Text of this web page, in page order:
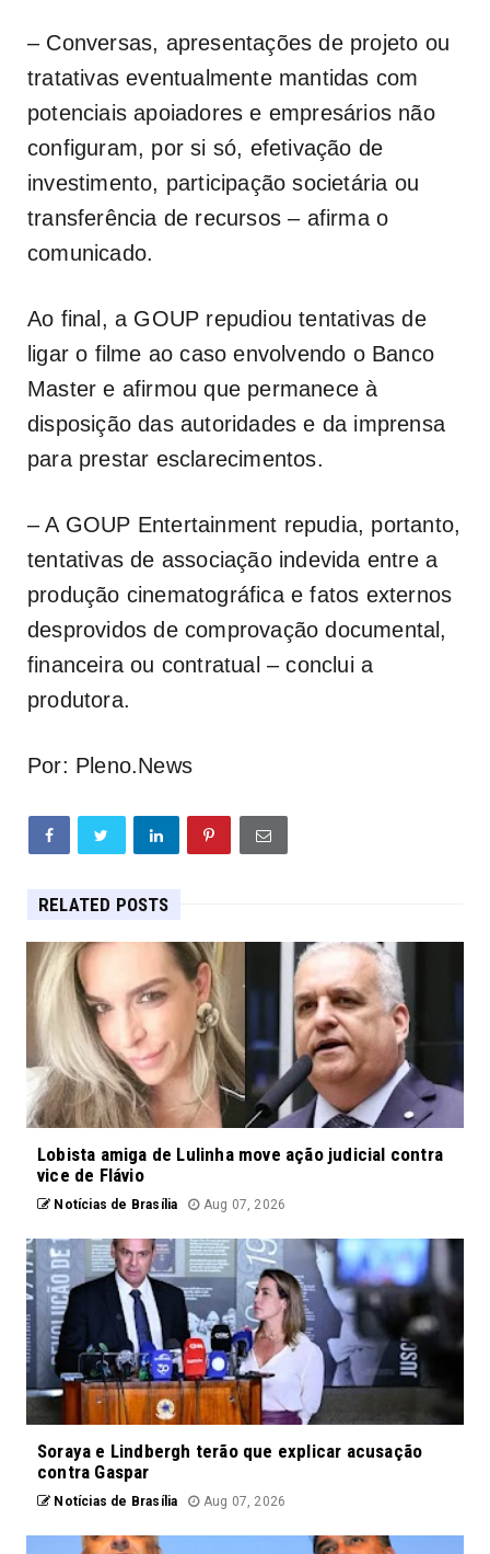
– Conversas, apresentações de projeto ou
tratativas eventualmente mantidas com
potenciais apoiadores e empresários não
configuram, por si só, efetivação de
investimento, participação societária ou
transferência de recursos – afirma o
comunicado.
Ao final, a GOUP repudiou tentativas de
ligar o filme ao caso envolvendo o Banco
Master e afirmou que permanece à
disposição das autoridades e da imprensa
para prestar esclarecimentos.
– A GOUP Entertainment repudia, portanto,
tentativas de associação indevida entre a
produção cinematográfica e fatos externos
desprovidos de comprovação documental,
financeira ou contratual – conclui a
produtora.
Por: Pleno.News
RELATED POSTS
Lobista amiga de Lulinha move ação judicial contra
vice de Flávio
Notícias de Brasília Aug 07, 2026
Soraya e Lindbergh terão que explicar acusação
contra Gaspar
Notícias de Brasília Aug 07, 2026